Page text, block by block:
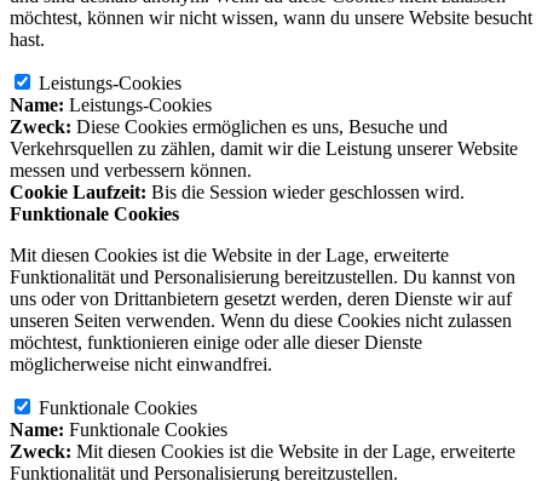
möchtest, können wir nicht wissen, wann du unsere Website besucht
hast.
Leistungs-Cookies
Name: Leistungs-Cookies
Zweck: Diese Cookies ermöglichen es uns, Besuche und
Verkehrsquellen zu zählen, damit wir die Leistung unserer Website
messen und verbessern können.
Cookie Laufzeit: Bis die Session wieder geschlossen wird.
Funktionale Cookies
Mit diesen Cookies ist die Website in der Lage, erweiterte
Funktionalität und Personalisierung bereitzustellen. Du kannst von
uns oder von Drittanbietern gesetzt werden, deren Dienste wir auf
unseren Seiten verwenden. Wenn du diese Cookies nicht zulassen
möchtest, funktionieren einige oder alle dieser Dienste
möglicherweise nicht einwandfrei.
Funktionale Cookies
Name: Funktionale Cookies
Zweck: Mit diesen Cookies ist die Website in der Lage, erweiterte
Funktionalität und Personalisierung bereitzustellen.